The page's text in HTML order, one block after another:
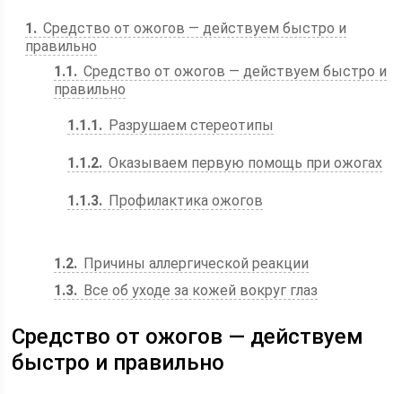
1
Средство от ожогов ― действуем быстро и
правильно
1.1
Средство от ожогов ― действуем быстро и
правильно
1.1.1 Разрушаем стереотипы
1.1.2 Оказываем первую помощь при ожогах
1.1.3 Профилактика ожогов
1.2
Причины аллергической реакции
1.3
Все об уходе за кожей вокруг глаз
Средство от ожогов ― действуем
быстро и правильно